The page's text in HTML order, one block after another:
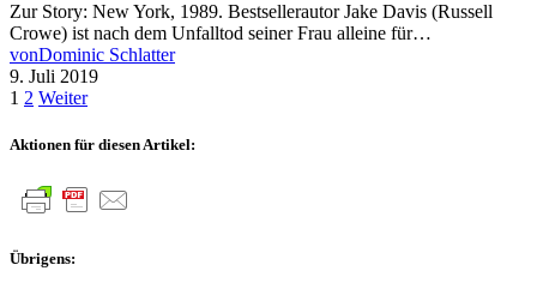
Zur Story: New York, 1989. Bestsellerautor Jake Davis (Russell
Crowe) ist nach dem Unfalltod seiner Frau alleine für…
vonDominic Schlatter
9. Juli 2019
Seitennummerierung
der
1 2 Weiter
Aktionen für diesen Artikel:
Übrigens: